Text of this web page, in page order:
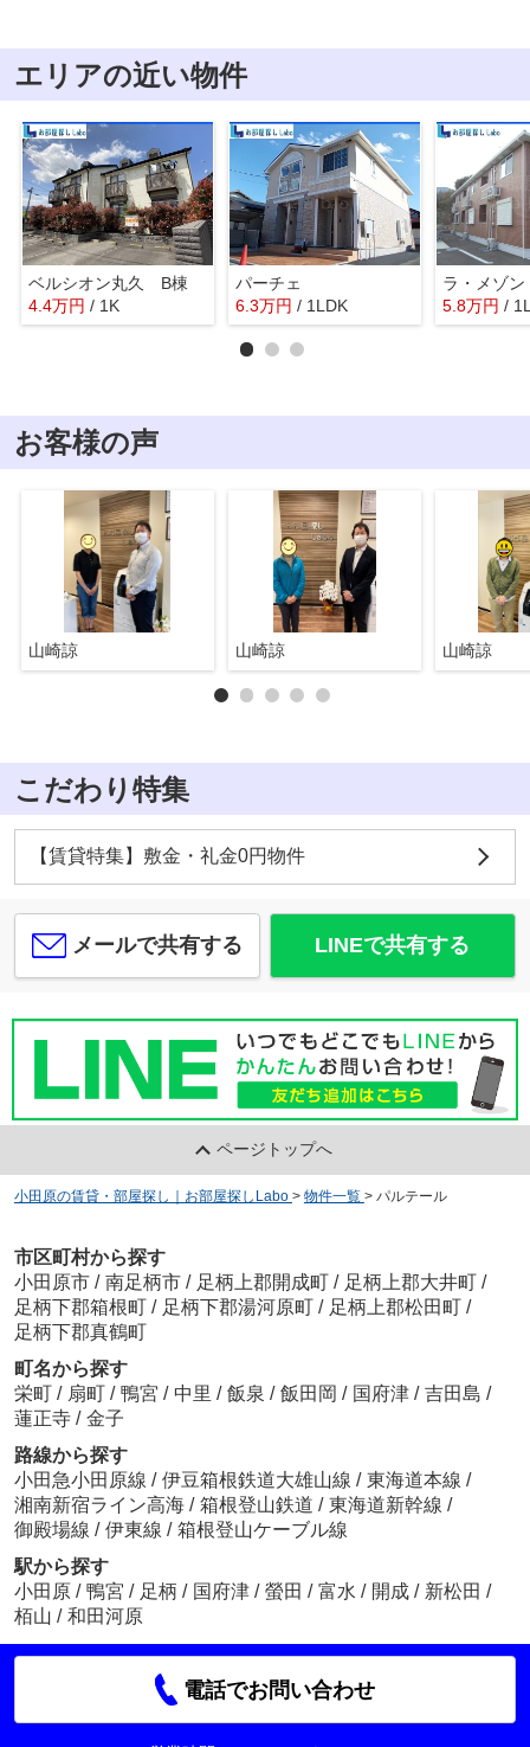
エリアの近い物件
ベルシオン丸久 B棟
4.4万円 / 1K
パーチェ
6.3万円 / 1LDK 5.8万円 /
お客様の声
山崎諒 山崎諒 山崎諒
こだわり特集
【賃貸特集】敷金・礼金0円物件
メールで共有する LINEで共有する
ページトップへ
小田原の賃貸・部屋探し｜お部屋探しLabo > 物件一覧 > パルテール
市区町村から探す
小田原市 / 南足柄市 / 足柄上郡開成町 / 足柄上郡大井町 /
足柄下郡箱根町 / 足柄下郡湯河原町 / 足柄上郡松田町 /
足柄下郡真鶴町
町名から探す
栄町 / 扇町 / 鴨宮 / 中里 / 飯泉 / 飯田岡 / 国府津 / 吉田島 /
蓮正寺 / 金子
路線から探す
小田急小田原線 / 伊豆箱根鉄道大雄山線 / 東海道本線 /
湘南新宿ライン高海 / 箱根登山鉄道 / 東海道新幹線 /
御殿場線 / 伊東線 / 箱根登山ケーブル線
駅から探す
小田原 / 鴨宮 / 足柄 / 国府津 / 螢田 / 富水 / 開成 / 新松田 /
栢山 / 和田河原
電話でお問い合わせ